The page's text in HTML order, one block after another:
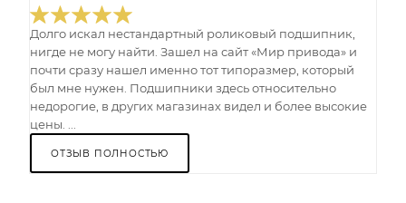
Долго искал нестандартный роликовый подшипник,
нигде не могу найти. Зашел на сайт «Мир привода» и
почти сразу нашел именно тот типоразмер, который
был мне нужен. Подшипники здесь относительно
недорогие, в других магазинах видел и более высокие
цены. ...
ОТЗЫВ ПОЛНОСТЬЮ